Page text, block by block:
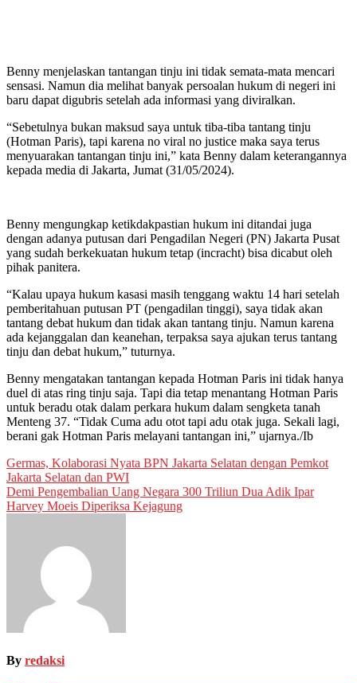
Benny menjelaskan tantangan tinju ini tidak semata-mata mencari
sensasi. Namun dia melihat banyak persoalan hukum di negeri ini
baru dapat digubris setelah ada informasi yang diviralkan.
“Sebetulnya bukan maksud saya untuk tiba-tiba tantang tinju
(Hotman Paris), tapi karena no viral no justice maka saya terus
menyuarakan tantangan tinju ini,” kata Benny dalam keterangannya
kepada media di Jakarta, Jumat (31/05/2024).
Benny mengungkap ketikdakpastian hukum ini ditandai juga
dengan adanya putusan dari Pengadilan Negeri (PN) Jakarta Pusat
yang sudah berkekuatan hukum tetap (incracht) bisa dicabut oleh
pihak panitera.
“Kalau upaya hukum kasasi masih tenggang waktu 14 hari setelah
pemberitahuan putusan PT (pengadilan tinggi), saya tidak akan
tantang debat hukum dan tidak akan tantang tinju. Namun karena
ada kejanggalan dan keanehan, terpaksa saya ajukan terus tantang
tinju dan debat hukum,” tuturnya.
Benny mengatakan tantangan kepada Hotman Paris ini tidak hanya
duel di atas ring tinju saja. Tapi dia tetap menantang Hotman Paris
untuk beradu otak dalam perkara hukum dalam sengketa tanah
Menteng 37. “Tidak Cuma adu otot tapi adu otak juga. Sekali lagi,
berani gak Hotman Paris melayani tantangan ini,” ujarnya./Ib
Post
navigation
Germas, Kolaborasi Nyata BPN Jakarta Selatan dengan Pemkot
Jakarta Selatan dan PWI
Demi Pengembalian Uang Negara 300 Triliun Dua Adik Ipar
Harvey Moeis Diperiksa Kejagung
By redaksi